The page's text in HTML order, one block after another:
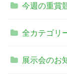
今週の重賞
全カテゴリ
展示会のお